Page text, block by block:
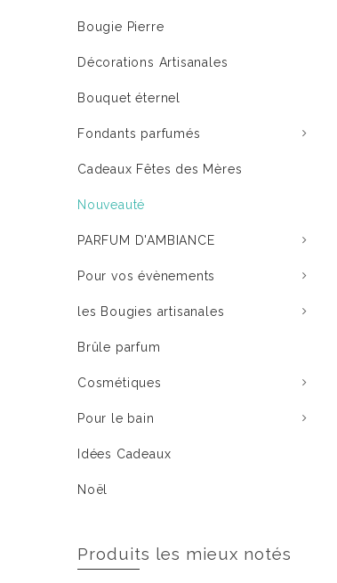
Bougie Pierre
Décorations Artisanales
Bouquet éternel
Fondants parfumés
Cadeaux Fêtes des Mères
Nouveauté
PARFUM D'AMBIANCE
Pour vos évènements
les Bougies artisanales
Brûle parfum
Cosmétiques
Pour le bain
Idées Cadeaux
Noël
Produits les mieux notés